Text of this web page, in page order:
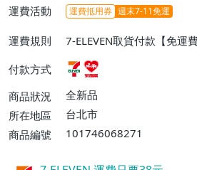
運費活動 運費抵用券 週末7-11免運
運費規則
7-ELEVEN取貨付款【免運
貨付款【免運費】
付款方式
商品狀況
全新品
所在地區
台北市
商品編號
101746068271